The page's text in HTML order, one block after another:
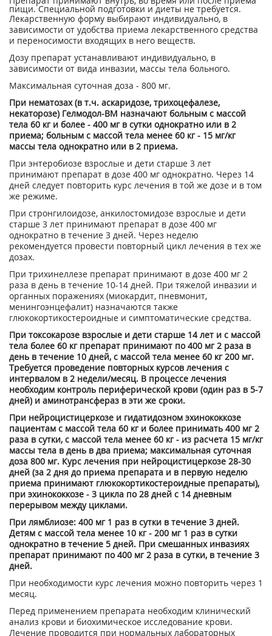
пищи. Специальной подготовки и диеты не требуется.
Лекарственную форму выбирают индивидуально, в
зависимости от удобства приема лекарственного средства
и переносимости входящих в него веществ.
Дозу препарат устанавливают индивидуально, в
зависимости от вида инвазии, массы тела больного.
Максимальная суточная доза - 800 мг.
При нематозах (в т.ч. аскаридозе, трихоцефалезе,
некаторозе) Гелмодол-ВМ назначают больным с массой
тела 60 кг и более - 400 мг в сутки однократно или в 2
приема; больным с массой тела менее 60 кг - 15 мг/кг
массы тела однократно или в 2 приема.
При энтеробиозе взрослые и дети старше 3 лет
принимают препарат в дозе 400 мг однократно. Через 14
дней следует повторить курс лечения в той же дозе и в том
же режиме.
При стронгилоидозе, анкилостомидозе взрослые и дети
старше 3 лет принимают препарат в дозе 400 мг
однократно в течение 3 дней. Через неделю
рекомендуется провести повторный цикл лечения в тех же
дозах.
При трихинеллезе препарат принимают в дозе 400 мг 2
раза в день в течение 10-14 дней. При тяжелой инвазии и
органных поражениях (миокардит, пневмонит,
менингоэнцефалит) назначаются также
глюкокортикостероидные и симптоматические средства.
При токсокарозе взрослые и дети старше 14 лет и с массой
тела более 60 кг препарат принимают по 400 мг 2 раза в
день в течение 10 дней, с массой тела менее 60 кг 200 мг.
Требуется проведение повторных курсов лечения с
интервалом в 2 недели/месяц. В процессе лечения
необходим контроль периферической крови (один раз в 5-7
дней) и аминотрансфераз в эти же сроки.
При нейроцистицеркозе и гидатидозном эхинококкозе
пациентам с массой тела 60 кг и более принимать 400 мг 2
раза в сутки, с массой тела менее 60 кг - из расчета 15 мг/кг
массы тела в день в два приема; максимальная суточная
доза 800 мг. Курс лечения при нейроцистицеркозе 28-30
дней (за 2 дня до приема препарата и в первую неделю
приема принимают глюкокортикостероидные препараты),
при эхинококкозе - 3 цикла по 28 дней с 14 дневным
перерывом между циклами.
При лямблиозе: 400 мг 1 раз в сутки в течение 3 дней.
Детям с массой тела менее 10 кг - 200 мг 1 раз в сутки
однократно в течение 5 дней. При смешанных инвазиях
препарат принимают по 400 мг 2 раза в сутки, в течение 3
дней.
При необходимости курс лечения можно повторить через 1
месяц.
Перед применением препарата необходим клинический
анализ крови и биохимическое исследование крови.
Лечение проводится при нормальных лабораторных